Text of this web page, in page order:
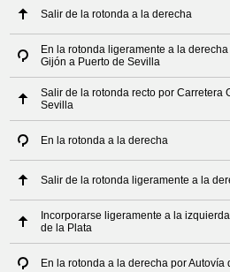
Salir de la rotonda a la derecha
En la rotonda ligeramente a la
Gijón a Puerto de Sevilla
Salir de la rotonda recto por Carretera
Sevilla
En la rotonda a la derecha
Salir de la rotonda ligeramente a la
Incorporarse ligeramente a la
de la Plata
En la rotonda a la derecha por Autovía